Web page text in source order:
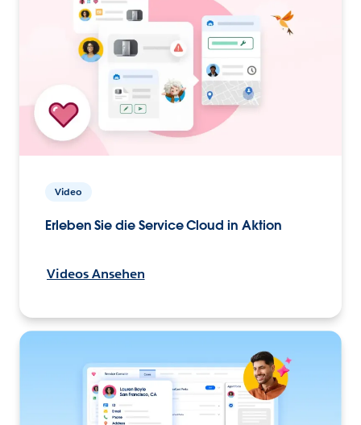
Video
Erleben Sie die Service Cloud in Aktion
Videos Ansehen